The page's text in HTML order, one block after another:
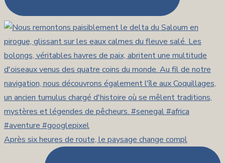
Après six heures de route, le paysage change compl